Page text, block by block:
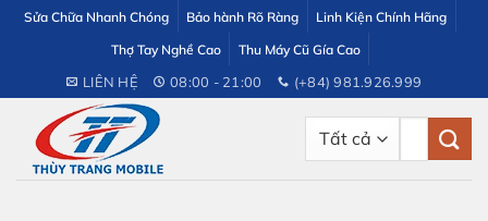
dung
Sửa Chữa Nhanh Chóng Bảo hành Rõ Ràng
Linh Kiện Chính Hãng
Thợ Tay Nghề Cao
Thu Máy Cũ Gía Cao
LIÊN HỆ 08:00 - 21:00 (+84) 981.926.999